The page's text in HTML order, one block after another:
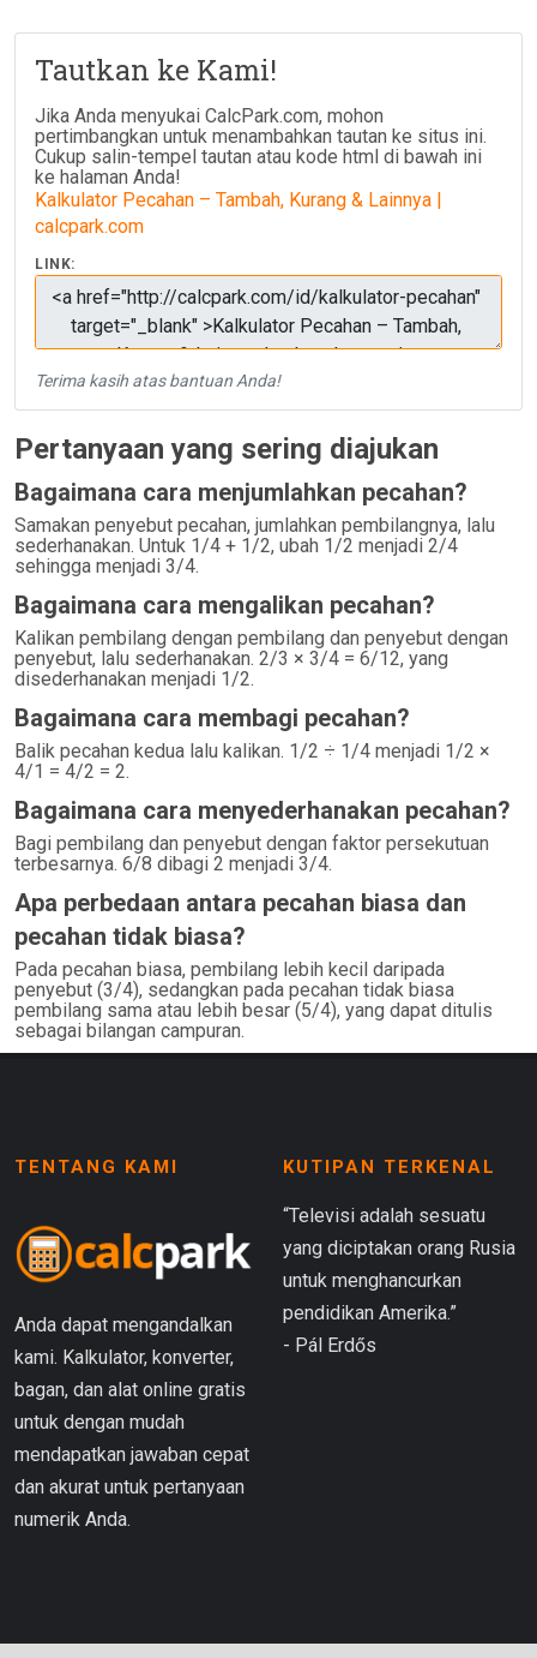
Tautkan ke Kami!
Jika Anda menyukai CalcPark.com, mohon
pertimbangkan untuk menambahkan tautan ke situs ini.
Cukup salin-tempel tautan atau kode html di bawah ini
ke halaman Anda!
Kalkulator Pecahan – Tambah, Kurang & Lainnya |
calcpark.com
LINK:
Terima kasih atas bantuan Anda!
Pertanyaan yang sering diajukan
Bagaimana cara menjumlahkan pecahan?
Samakan penyebut pecahan, jumlahkan pembilangnya, lalu
sederhanakan. Untuk 1/4 + 1/2, ubah 1/2 menjadi 2/4
sehingga menjadi 3/4.
Bagaimana cara mengalikan pecahan?
Kalikan pembilang dengan pembilang dan penyebut dengan
penyebut, lalu sederhanakan. 2/3 × 3/4 = 6/12, yang
disederhanakan menjadi 1/2.
Bagaimana cara membagi pecahan?
Balik pecahan kedua lalu kalikan. 1/2 ÷ 1/4 menjadi 1/2 ×
4/1 = 4/2 = 2.
Bagaimana cara menyederhanakan pecahan?
Bagi pembilang dan penyebut dengan faktor persekutuan
terbesarnya. 6/8 dibagi 2 menjadi 3/4.
Apa perbedaan antara pecahan biasa dan
pecahan tidak biasa?
Pada pecahan biasa, pembilang lebih kecil daripada
penyebut (3/4), sedangkan pada pecahan tidak biasa
pembilang sama atau lebih besar (5/4), yang dapat ditulis
sebagai bilangan campuran.
TENTANG KAMI
Anda dapat mengandalkan
kami. Kalkulator, konverter,
bagan, dan alat online gratis
untuk dengan mudah
mendapatkan jawaban cepat
dan akurat untuk pertanyaan
numerik Anda.
KUTIPAN TERKENAL
“Televisi adalah sesuatu
yang diciptakan orang Rusia
untuk menghancurkan
pendidikan Amerika.”
- Pál Erdős